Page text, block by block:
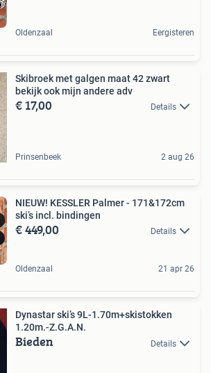
Oldenzaal Eergisteren
Skibroek met galgen maat 42 zwart
bekijk ook mijn andere adv
€ 17,00 Details
Prinsenbeek 2 aug 26
NIEUW! KESSLER Palmer - 171&172cm
ski’s incl. bindingen
€ 449,00 Details
Oldenzaal 21 apr 26
Dynastar ski’s 9L-1.70m+skistokken
1.20m.-Z.G.A.N.
Bieden Details